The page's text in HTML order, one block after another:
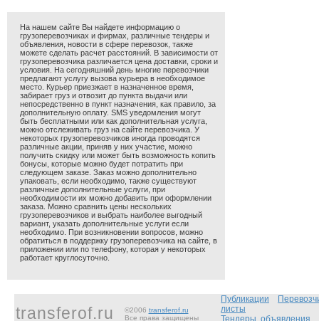
На нашем сайте Вы найдете информацию о
грузоперевозчиках и фирмах, различные тендеры и
объявления, новости в сфере перевозок, также
можете сделать расчет расстояний. В зависимости от
грузоперевозчика различается цена доставки, сроки и
условия. На сегодняшний день многие перевозчики
предлагают услугу вызова курьера в необходимое
место. Курьер приезжает в назначенное время,
забирает груз и отвозит до пункта выдачи или
непосредственно в пункт назначения, как правило, за
дополнительную оплату. SMS уведомления могут
быть бесплатными или как дополнительная услуга,
можно отслеживать груз на сайте перевозчика. У
некоторых грузоперевозчиков иногда проводятся
различные акции, приняв у них участие, можно
получить скидку или может быть возможность копить
бонусы, которые можно будет потратить при
следующем заказе. Заказ можно дополнительно
упаковать, если необходимо, также существуют
различные дополнительные услуги, при
необходимости их можно добавить при оформлении
заказа. Можно сравнить цены нескольких
грузоперевозчиков и выбрать наиболее выгодный
вариант, указать дополнительные услуги если
необходимо. При возникновении вопросов, можно
обратиться в поддержку грузоперевозчика на сайте, в
приложении или по телефону, которая у некоторых
работает круглосуточно.
transferof.ru ©2006 transferof.ru
Все права защищены
Публикации
листы
Тендеры, объявления